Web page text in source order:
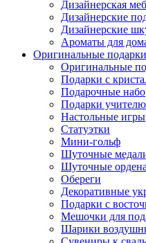
Дизайнерская
Дизайнерские
Дизайнерские
Ароматы для
Оригинальные подарки
Оригинальные
Подарки с
Подарочные
Подарки
Настольные игры
Статуэтки
Мини-гольф
Шуточные
Шуточные ордена
Обереги
Декоративные
Подарки с
Мешочки для
Шарики